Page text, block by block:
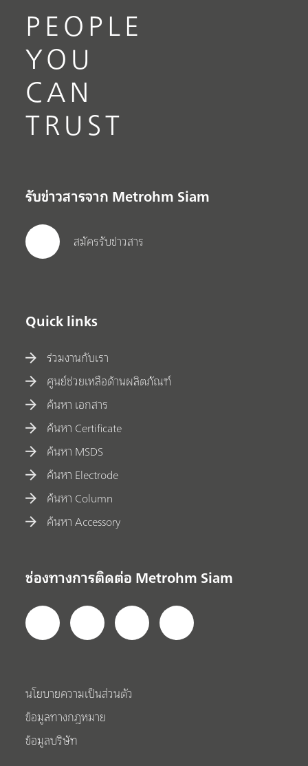
PEOPLE
YOU
CAN
TRUST
รับข่าวสารจาก Metrohm Siam
สมัครรับข่าวสาร
Quick links
ร่วมงานกับเรา
ศูนย์ช่วยเหลือด้านผลิตภัณฑ์
ค้นหา เอกสาร
ค้นหา Certificate
ค้นหา MSDS
ค้นหา Electrode
ค้นหา Column
ค้นหา Accessory
ช่องทางการติดต่อ Metrohm Siam
นโยบายความเป็นส่วนตัว
ข้อมูลทางกฎหมาย
ข้อมูลบริษัท